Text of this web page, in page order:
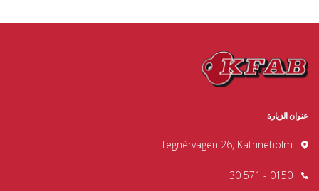
عنوان الزيارة
Tegnérvägen 26, Katrineholm
0150 - 571 30